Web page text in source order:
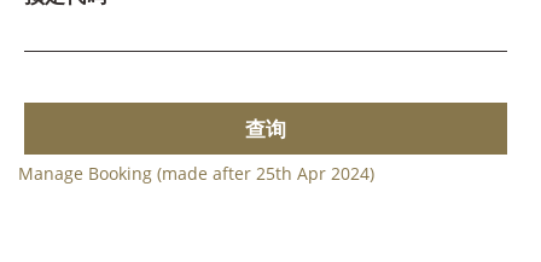
查询
Manage Booking (made after 25th Apr 2024)